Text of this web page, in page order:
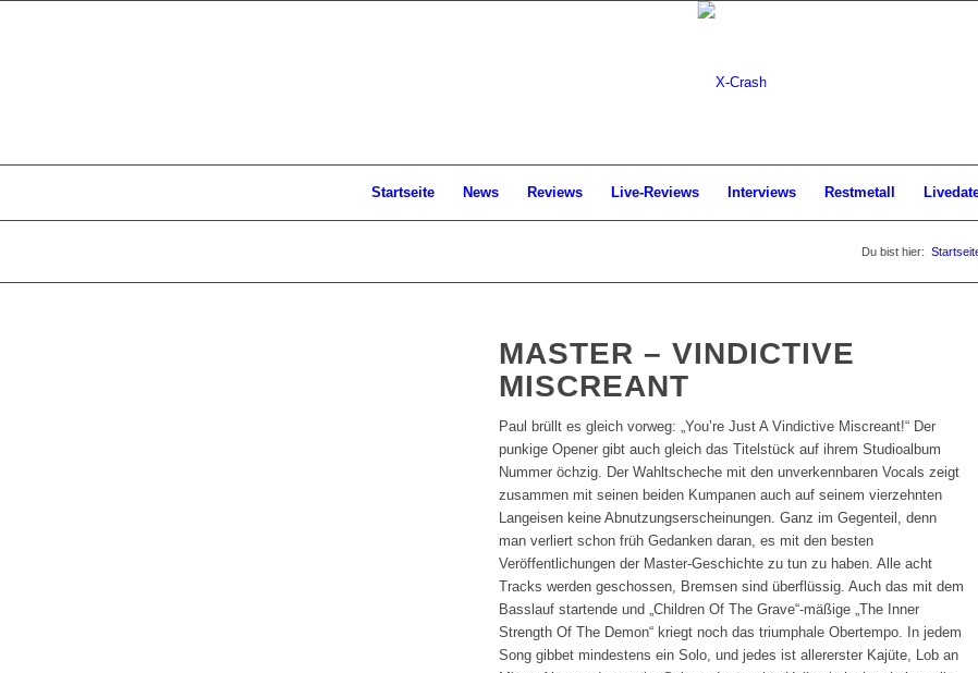
Startseite News Reviews Live-Reviews Interviews Restmetall
Du bist hier:
MASTER – VINDICTIVE
MISCREANT
Paul brüllt es gleich vorweg: „You’re Just A Vindictive Miscreant!“ Der
punkige Opener gibt auch gleich das Titelstück auf ihrem Studioalbum
Nummer öchzig. Der Wahltscheche mit den unverkennbaren Vocals zeigt
zusammen mit seinen beiden Kumpanen auch auf seinem vierzehnten
Langeisen keine Abnutzungserscheinungen. Ganz im Gegenteil, denn
man verliert schon früh Gedanken daran, es mit den besten
Veröffentlichungen der Master-Geschichte zu tun zu haben. Alle acht
Tracks werden geschossen, Bremsen sind überflüssig. Auch das mit dem
Basslauf startende und „Children Of The Grave“-mäßige „The Inner
Strength Of The Demon“ kriegt noch das triumphale Obertempo. In jedem
Song gibbet mindestens ein Solo, und jedes ist allererster Kajüte, Lob an